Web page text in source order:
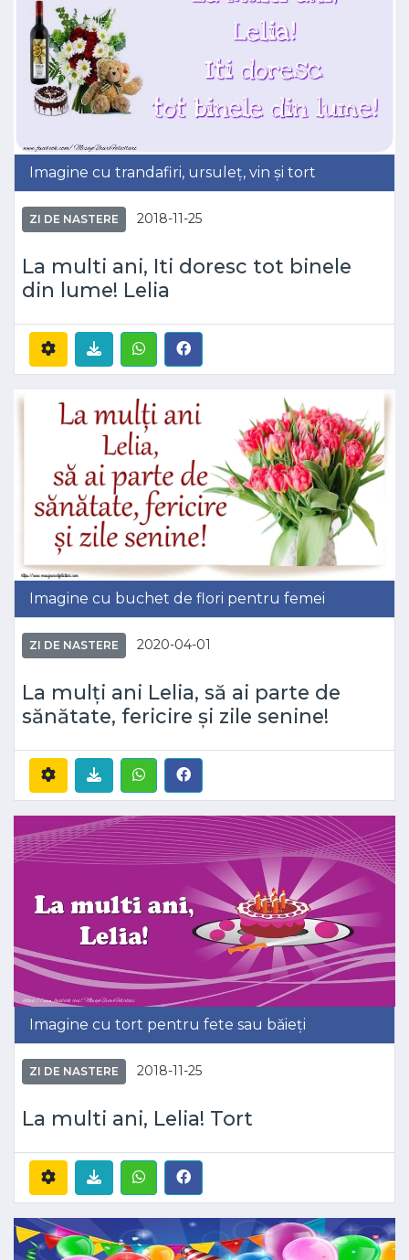
Imagine cu trandafiri, ursuleț, vin și tort
ZI DE NASTERE 2018-11-25
La multi ani, Iti doresc tot binele
din lume! Lelia
Imagine cu buchet de flori pentru femei
ZI DE NASTERE 2020-04-01
La mulți ani Lelia, să ai parte de
sănătate, fericire și zile senine!
Imagine cu tort pentru fete sau băieți
ZI DE NASTERE 2018-11-25
La multi ani, Lelia! Tort